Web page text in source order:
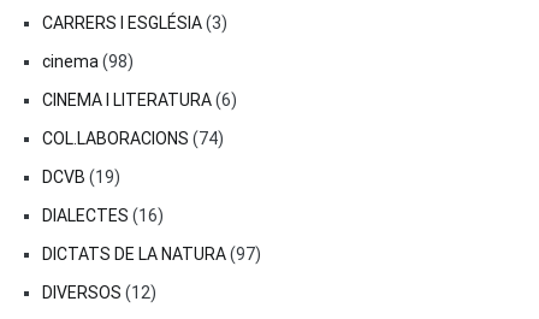
CARRERS I ESGLÉSIA(3)
cinema (98)
CINEMA I LITERATURA(6)
COL.LABORACIONS (74)
DCVB (19)
DIALECTES (16)
DICTATS DE LA NATURA(97)
DIVERSOS (12)